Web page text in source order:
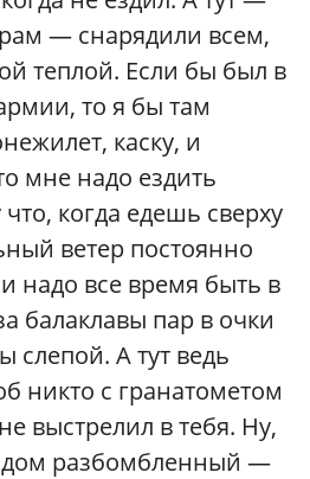
— снарядили всем,
теплой. Если бы был в
то я бы там
каску, и
мне надо ездить
когда едешь сверху
ветер постоянно
и надо все время быть в
балаклавы пар в очки
слепой. А тут ведь
никто с гранатометом
выстрелил в тебя. Ну,
дом разбомбленный —